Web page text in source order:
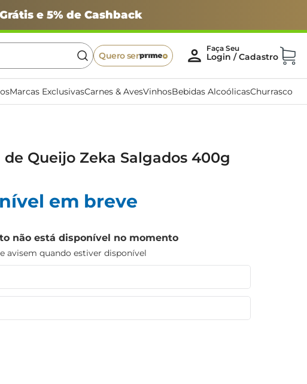
e 5% de Cashback
Quero ser
Marcas ExclusivasCarnes & AvesVinhosBebidas AlcoólicasChurrasco
de Queijo Zeka Salgados 400g
em breve
não está disponível no momento
avisem quando estiver disponível